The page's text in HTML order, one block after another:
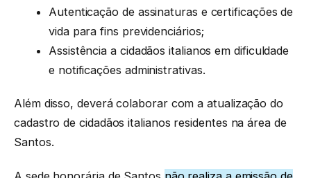
Autenticação de assinaturas e certificações de
vida para fins previdenciários;
Assistência a cidadãos italianos em dificuldade
e notificações administrativas.
Além disso, deverá colaborar com a atualização do
cadastro de cidadãos italianos residentes na área de
Santos.